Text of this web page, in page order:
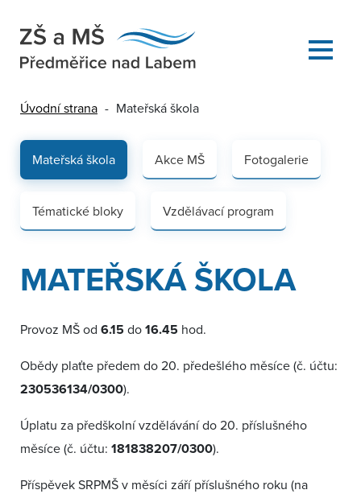
Úvodní strana - Mateřská škola
Mateřská škola Akce MŠ Fotogalerie
Tématické bloky Vzdělávací program
MATEŘSKÁ ŠKOLA
Provoz MŠ od 6.15 do16.45 hod.
Obědy plaťte předem do 20. předešlého měsíce (č. účtu:
230536134/0300).
Úplatu za předškolní vzdělávání do 20. příslušného
měsíce (č. účtu: 181838207/0300).
Příspěvek SRPMŠ v měsíci září příslušného roku (na